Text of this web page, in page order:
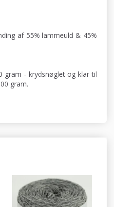
af 55% lammeuld & 45%
gram - krydsnøglet og klar til
gram.